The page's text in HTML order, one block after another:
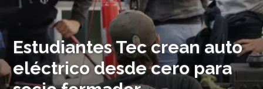
Estudiantes Tec crean auto
eléctrico desde cero para